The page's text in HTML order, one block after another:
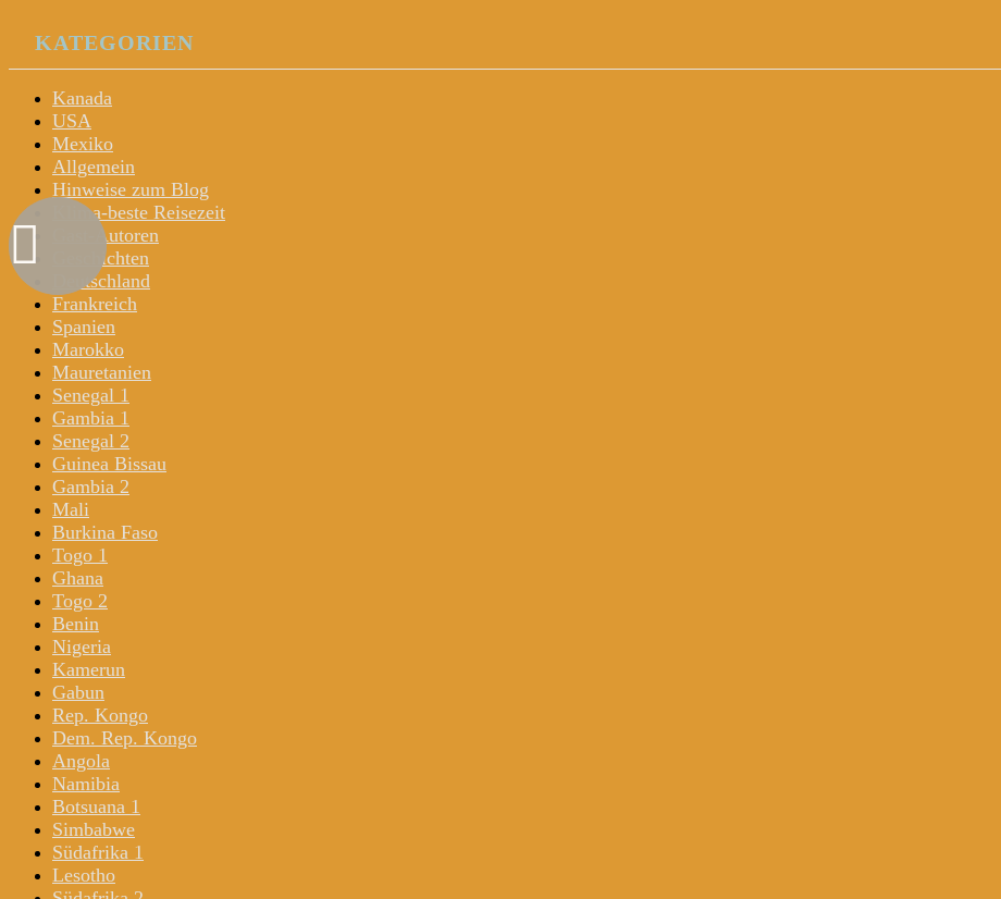
KATEGORIEN
Kanada
USA
Mexiko
Allgemein
Hinweise zum Blog
Klima-beste Reisezeit
Gast-Autoren
Geschichten
Deutschland
Frankreich
Spanien
Marokko
Mauretanien
Senegal 1
Gambia 1
Senegal 2
Guinea Bissau
Gambia 2
Mali
Burkina Faso
Togo 1
Ghana
Togo 2
Benin
Nigeria
Kamerun
Gabun
Rep. Kongo
Dem. Rep. Kongo
Angola
Namibia
Botsuana 1
Simbabwe
Südafrika 1
Lesotho